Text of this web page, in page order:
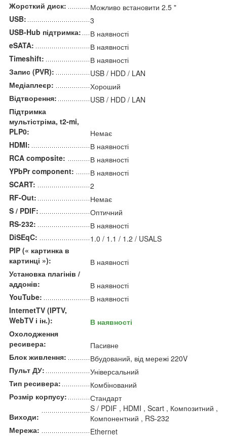
Жорсткий диск:
Можливо встановити 2.5 "
USB:
3
USB-Hub підтримка:
В наявності
eSATA:
В наявності
Timeshift:
В наявності
Запис (PVR):
USB / HDD / LAN
Медіаплеєр:
Хороший
Відтворення:
USB / HDD / LAN
Підтримка
мультістріма, t2-mi,
PLP0:
Немає
HDMI:
В наявності
RCA composite:
В наявності
YPbPr component:
В наявності
SCART:
2
RF-Out:
Немає
S / PDIF:
Оптичний
RS-232:
В наявності
DiSEqC:
1.0 / 1.1 / 1.2 / USALS
PIP (« картинка в
картинці »):
В наявності
Установка плагінів /
аддонів:
В наявності
YouTube:
В наявності
InternetTV (IPTV,
WebTV і ін.):
В наявності
Охолодження
ресивера:
Пасивне
Блок живлення:
Вбудований, від мережі 220V
Пульт ДУ:
Універсальний
Тип ресивера:
Комбінований
Розмір корпусу:
Стандарт
Виходи:
S / PDIF , HDMI , Scart , Композитний ,
Компонентний , RS-232
Мережа:
Ethernet